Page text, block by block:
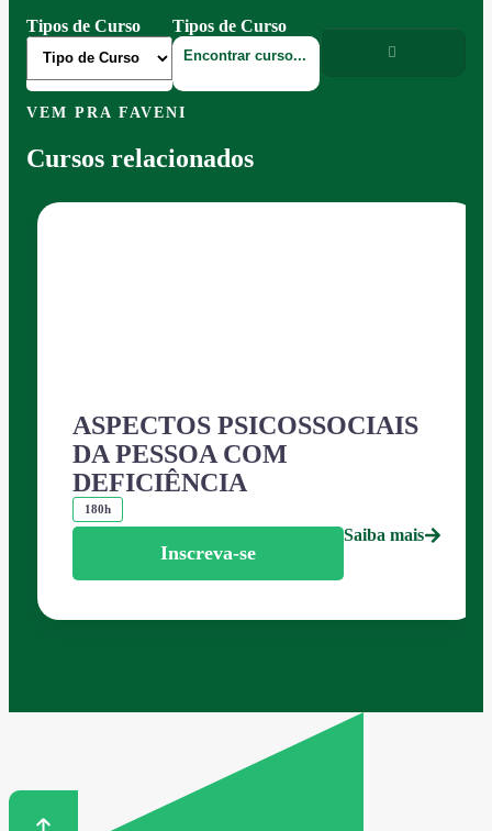
Tipos de Curso
Tipos de Curso
VEM PRA FAVENI
Cursos relacionados
ASPECTOS PSICOSSOCIAIS
DA PESSOA COM
DEFICIÊNCIA
180h
Inscreva-se
Saiba mais